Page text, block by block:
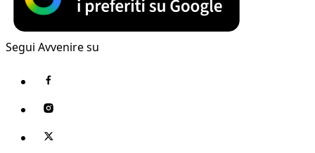
Segui Avvenire su